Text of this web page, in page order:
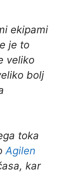
ekipami
je to
veliko
bolj
Agilen
kar